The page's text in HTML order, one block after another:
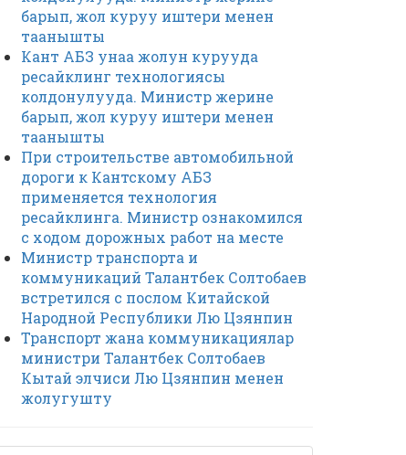
барып, жол куруу иштери менен
таанышты
Кант АБЗ унаа жолун курууда
ресайклинг технологиясы
колдонулууда. Министр жерине
барып, жол куруу иштери менен
таанышты
При строительстве автомобильной
дороги к Кантскому АБЗ
применяется технология
ресайклинга. Министр ознакомился
с ходом дорожных работ на месте
Министр транспорта и
коммуникаций Талантбек Солтобаев
встретился с послом Китайской
Народной Республики Лю Цзянпин
Транспорт жана коммуникациялар
министри Талантбек Солтобаев
Кытай элчиси Лю Цзянпин менен
жолугушту